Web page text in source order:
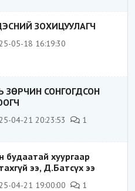
ЗОХИЦУУЛАГЧ
05-18 16:19:30
ЗӨРЧИН СОНГОГДСОН
04-21 20:23:53 1
будаатай хуургаар
ээ, Д.Батсүх ээ
04-21 19:00:00 1